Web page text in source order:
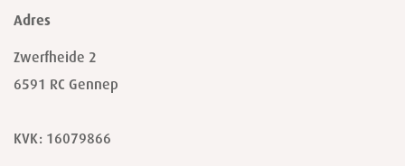
Adres
Zwerfheide 2
6591 RC Gennep
KVK: 16079866